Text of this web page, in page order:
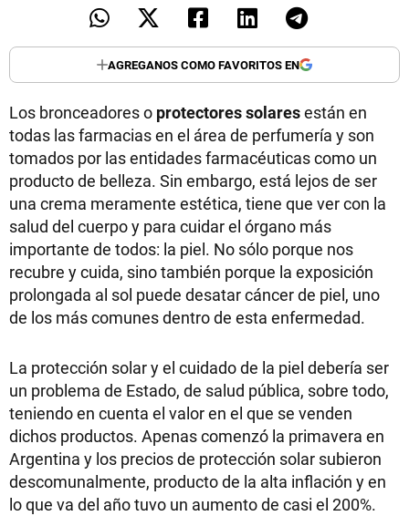
AGREGANOS COMO FAVORITOS EN
Los bronceadores o protectores solaresestán en
todas las farmacias en el área de perfumería y son
tomados por las entidades farmacéuticas como un
producto de belleza. Sin embargo, está lejos de ser
una crema meramente estética, tiene que ver con la
salud del cuerpo y para cuidar el órgano más
importante de todos: la piel. No sólo porque nos
recubre y cuida, sino también porque la exposición
prolongada al sol puede desatar cáncer de piel, uno
de los más comunes dentro de esta enfermedad.
La protección solar y el cuidado de la piel debería ser
un problema de Estado, de salud pública, sobre todo,
teniendo en cuenta el valor en el que se venden
dichos productos. Apenas comenzó la primavera en
Argentina y los precios de protección solar subieron
descomunalmente, producto de la alta inflación y en
lo que va del año tuvo un aumento de casi el 200%.